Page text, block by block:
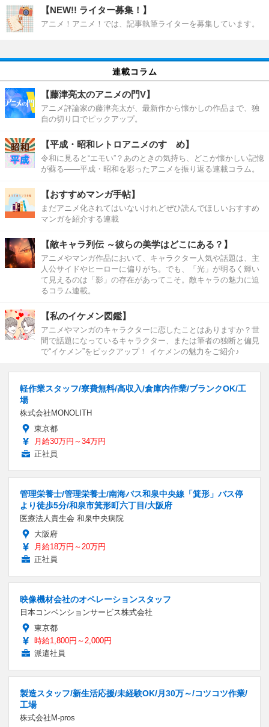
【NEW!! ライター募集！】
アニメ！アニメ！では、記事執筆ライターを募集しています。
連載コラム
【藤津亮太のアニメの門V】
アニメ評論家の藤津亮太が、最新作から懐かしの作品まで、独
自の切り口でピックアップ。
【平成・昭和レトロアニメのすゝめ】
令和に見ると“エモい”？あのときの気持ち、どこか懐かしい記憶
が蘇る――平成・昭和を彩ったアニメを振り返る連載コラム。
【おすすめマンガ手帖】
まだアニメ化されてはいないけれどぜひ読んでほしいおすすめ
マンガを紹介する連載
【敵キャラ列伝 ～彼らの美学はどこにある？】
アニメやマンガ作品において、キャラクター人気や話題は、主
人公サイドやヒーローに偏りがち。でも、「光」が明るく輝い
て見えるのは「影」の存在があってこそ。敵キャラの魅力に迫
るコラム連載。
【私のイケメン図鑑】
アニメやマンガのキャラクターに恋したことはありますか？世
間で話題になっているキャラクター、または筆者の独断と偏見
で“イケメン”をピックアップ！ イケメンの魅力をご紹介♪
軽作業スタッフ/寮費無料/高収入/倉庫内作業/ブランクOK/工
場
株式会社MONOLITH
東京都
月給30万円～34万円
正社員
管理栄養士/管理栄養士/南海バス和泉中央線「箕形」バス停
より徒歩5分/和泉市箕形町六丁目/大阪府
医療法人貴生会 和泉中央病院
大阪府
月給18万円～20万円
正社員
映像機材会社のオペレーションスタッフ
日本コンベンションサービス株式会社
東京都
時給1,800円～2,000円
派遣社員
製造スタッフ/新生活応援/未経験OK/月30万～/コツコツ作業/
工場
株式会社M-pros